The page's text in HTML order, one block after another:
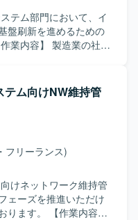
テム部門において、イ
盤刷新を進めるための
・保守に関する管理業
Linuxサーバの構築お
線LAN、WAN、VPNな
守をご対応いただき
LANなどのネットワー
Hyper-Vを用いた
ます。 Active
設計をご担当いただき
どの基盤システム刷新
ウォール、アクセス制
テム向けNW維持管
フリーランス)
けネットワーク維持管
ェーズを推進いただけ
作業内容】